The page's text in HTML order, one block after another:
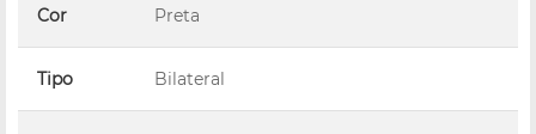
Cor Preta
Tipo Bilateral